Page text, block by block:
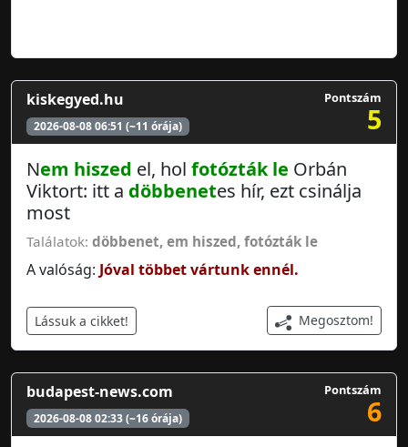
kiskegyed.hu
2026-08-08 06:51 (~11 órája)
Pontszám
5
Nem hiszed el, hol fotózták le Orbán
Viktort: itt a döbbenetes hír, ezt csinálja
most
Találatok: döbbenet, em hiszed, fotózták le
A valóság: Jóval többet vártunk ennél.
Lássuk a cikket! Megosztom!
budapest-news.com
2026-08-08 02:33 (~16 órája)
Pontszám
6